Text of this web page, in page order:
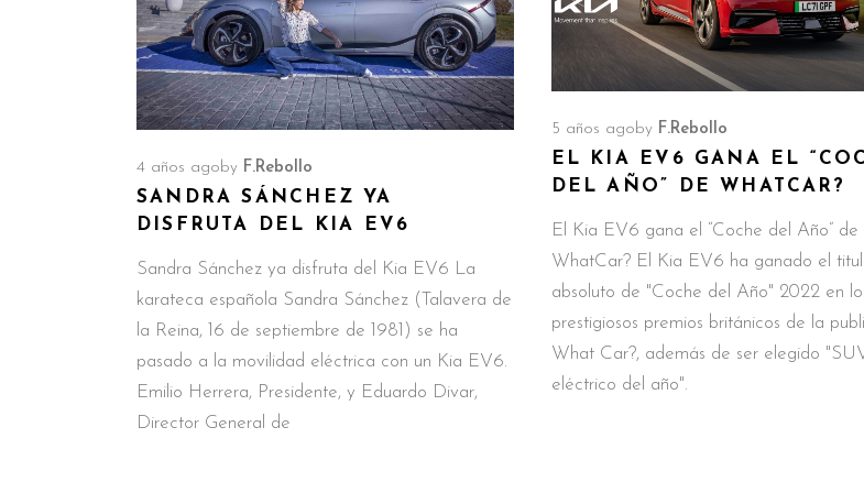
4 años agoby F.Rebollo
SANDRA SÁNCHEZ YA
DISFRUTA DEL KIA EV6
Sandra Sánchez ya disfruta del Kia EV6 La
karateca española Sandra Sánchez (Talavera de
la Reina, 16 de septiembre de 1981) se ha
pasado a la movilidad eléctrica con un Kia EV6.
Emilio Herrera, Presidente, y Eduardo Divar,
Director General de
5 años ago by F.Rebollo
EL KIA EV6 GANA EL
DEL AÑO” DE WHATCAR?
El Kia EV6 gana el “Coche del Año” de
WhatCar? El Kia EV6 ha ganado el
absoluto de "Coche del Año" 2022 en
prestigiosos premios británicos de la
What Car?, además de ser elegido
eléctrico del año".